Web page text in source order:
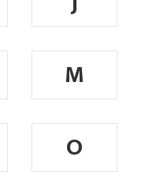
M
O